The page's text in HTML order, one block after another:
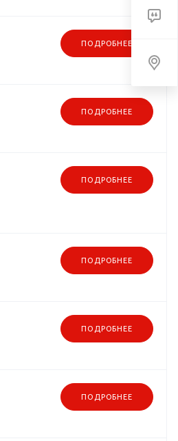
ПОДРОБНЕЕ
ПОДРОБНЕЕ
ПОДРОБНЕЕ
ПОДРОБНЕЕ
ПОДРОБНЕЕ
ПОДРОБНЕЕ